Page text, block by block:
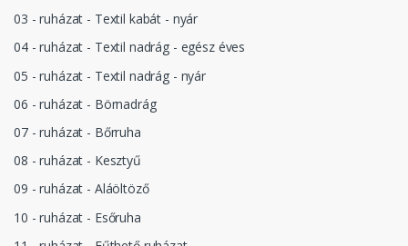
03 - ruházat - Textil kabát - nyár
04 - ruházat - Textil nadrág - egész éves
05 - ruházat - Textil nadrág - nyár
06 - ruházat - Börnadrág
07 - ruházat - Bőrruha
08 - ruházat - Kesztyű
09 - ruházat - Aláöltöző
10 - ruházat - Esőruha